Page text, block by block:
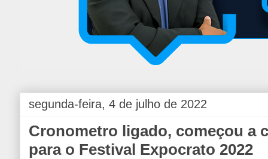
segunda-feira, 4 de julho de 2022
Cronometro ligado, começou a
para o Festival Expocrato 2022